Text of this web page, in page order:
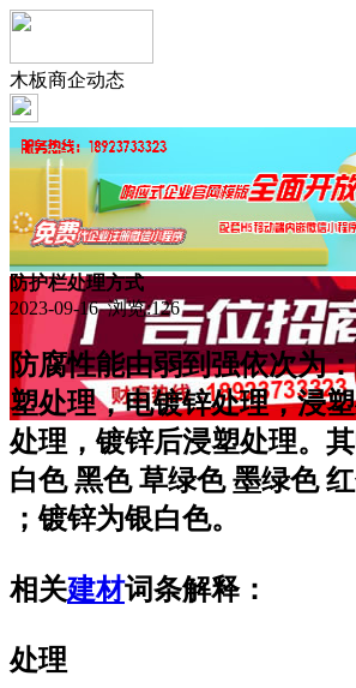
木板商企动态
防护栏处理方式
2023-09-16 浏览:126
防腐性能由弱到强依次为
塑处理，电镀锌处理，浸
处理，镀锌后浸塑处理。
白色 黑色 草绿色 墨绿色
；镀锌为银白色。
相关建材词条解释：
处理